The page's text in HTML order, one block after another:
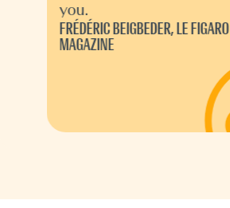
you.
FRÉDÉRIC BEIGBEDER, LE FIGARO
MAGAZINE